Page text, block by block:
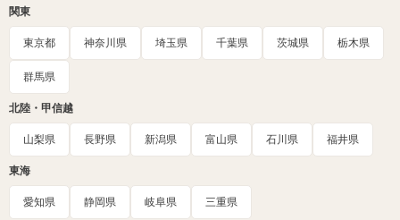
関東
東京都 神奈川県 埼玉県 千葉県 茨城県 栃木県
群馬県
北陸・甲信越
山梨県 長野県 新潟県 富山県 石川県 福井県
東海
愛知県 静岡県 岐阜県 三重県